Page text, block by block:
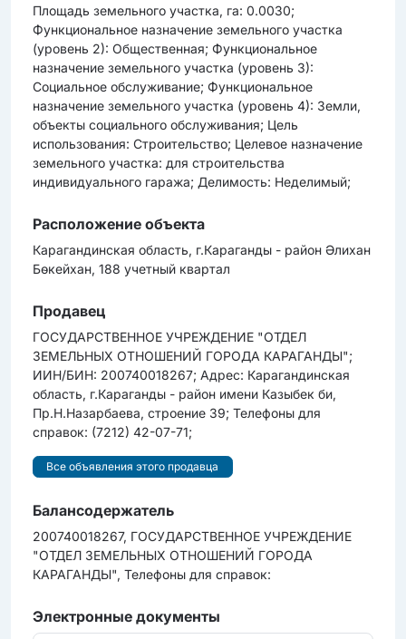
Площадь земельного участка, га: 0.0030;
Функциональное назначение земельного участка
(уровень 2): Общественная; Функциональное
назначение земельного участка (уровень 3):
Социальное обслуживание; Функциональное
назначение земельного участка (уровень 4): Земли,
объекты социального обслуживания; Цель
использования: Строительство; Целевое назначение
земельного участка: для строительства
индивидуального гаража; Делимость: Неделимый;
Расположение объекта
Карагандинская область, г.Караганды - район Әлихан
Бөкейхан, 188 учетный квартал
Продавец
ГОСУДАРСТВЕННОЕ УЧРЕЖДЕНИЕ "ОТДЕЛ
ЗЕМЕЛЬНЫХ ОТНОШЕНИЙ ГОРОДА КАРАГАНДЫ";
ИИН/БИН: 200740018267; Адрес: Карагандинская
область, г.Караганды - район имени Казыбек би,
Пр.Н.Назарбаева, строение 39; Телефоны для
справок: (7212) 42-07-71;
Все объявления этого продавца
Балансодержатель
200740018267, ГОСУДАРСТВЕННОЕ УЧРЕЖДЕНИЕ
"ОТДЕЛ ЗЕМЕЛЬНЫХ ОТНОШЕНИЙ ГОРОДА
КАРАГАНДЫ", Телефоны для справок:
Электронные документы